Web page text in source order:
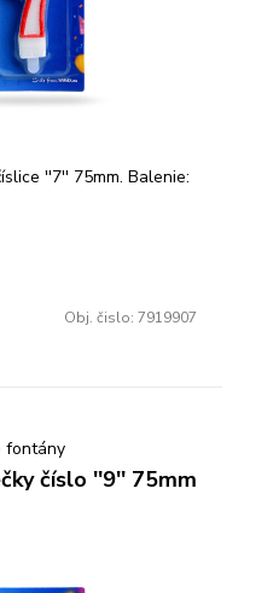
''7'' 75mm. Balenie:
Obj. čislo: 7919907
fontány
číslo ''9'' 75mm